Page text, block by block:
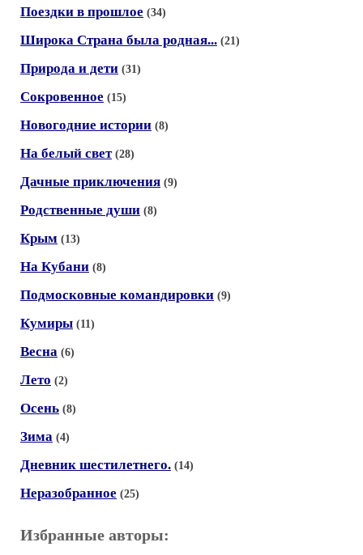
Поездки в прошлое (34)
Широка Страна была родная... (21)
Природа и дети (31)
Сокровенное (15)
Новогодние истории (8)
На белый свет (28)
Дачные приключения (9)
Родственные души (8)
Крым (13)
На Кубани (8)
Подмосковные командировки (9)
Кумиры (11)
Весна (6)
Лето (2)
Осень (8)
Зима (4)
Дневник шестилетнего. (14)
Неразобранное (25)
Избранные авторы: